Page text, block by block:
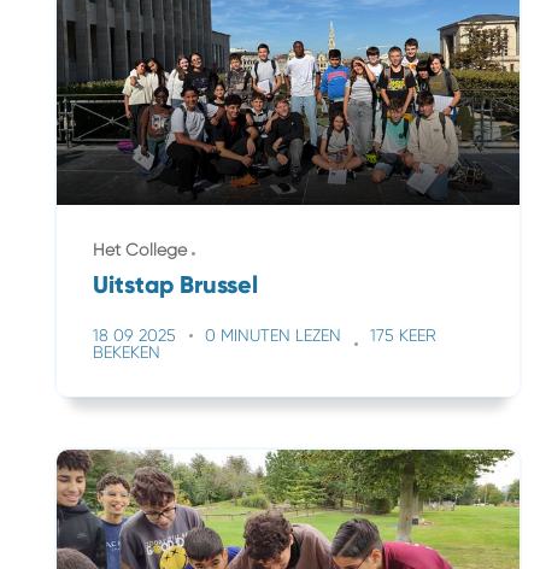
Het College
Uitstap Brussel
18 09 2025 0 MINUTEN LEZEN
175 KEER
BEKEKEN